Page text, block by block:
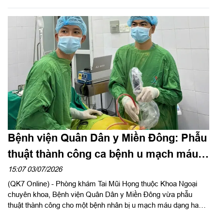
kiểm tra việc thực hiện hợp đồng khám bệnh, chữa bệnh bảo
hiểm y tế tại Bệnh xá Sư đoàn 309.
Bệnh viện Quân Dân y Miền Đông: Phẫu
thuật thành công ca bệnh u mạch máu
dạng hang trong xương hốc mũi cực kỳ
hiếm gặp
15:07 03/07/2026
(QK7 Online) - Phòng khám Tai Mũi Họng thuộc Khoa Ngoại
chuyên khoa, Bệnh viện Quân Dân y Miền Đông vừa phẫu
thuật thành công cho một bệnh nhân bị u mạch máu dạng hang